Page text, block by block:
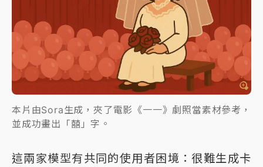
本片由Sora生成，夾了電影《一一》劇照當素材參考，
並成功畫出「囍」字。
這兩家模型有共同的使用者困境：很難生成卡